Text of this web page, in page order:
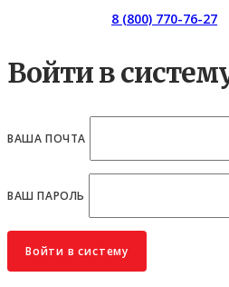
8 (800) 770-76-27
Войти в
ВАША ПОЧТА
ВАШ ПАРОЛЬ
Войти в систему